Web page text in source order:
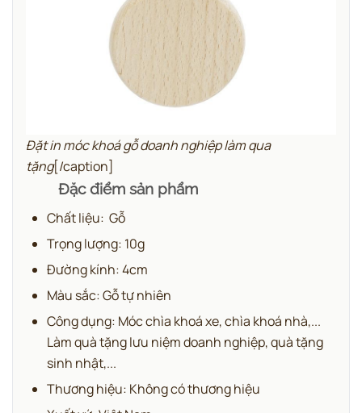
Đặt in móc khoá gỗ doanh nghiệp làm qua
tặng[/caption]
Đặc điểm sản phẩm
Chất liệu: Gỗ
Trọng lượng: 10g
Đường kính: 4cm
Màu sắc: Gỗ tự nhiên
Công dụng: Móc chìa khoá xe, chìa khoá nhà,...
Làm quà tặng lưu niệm doanh nghiệp, quà tặng
sinh nhật,...
Thương hiệu: Không có thương hiệu